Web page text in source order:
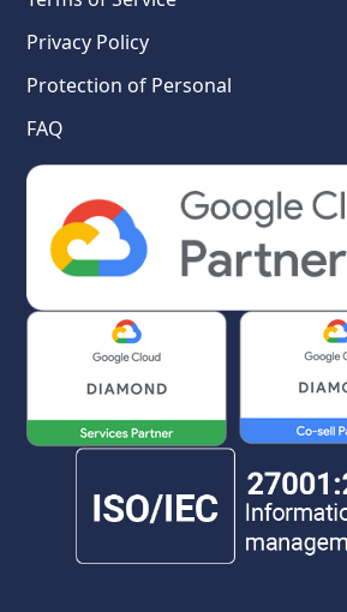
Privacy Policy
Protection of Personal
FAQ